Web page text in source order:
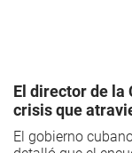
El director de la
crisis que
El gobierno